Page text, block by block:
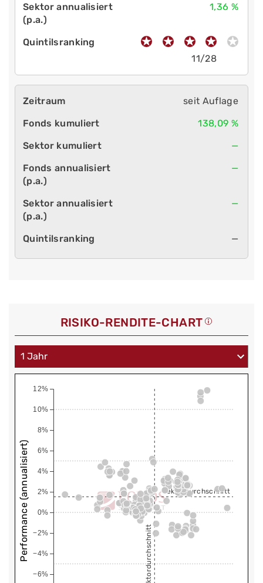
1,36 %
11/28
seit Auflage
138,09 %
—
—
—
—
RISIKO-RENDITE-CHART
−6%
−4%
−2%
0%
2%
4%
6%
8%
10%
12%
Sektordurchschnitt
Sektordurchschnitt
Performance (annualisiert)